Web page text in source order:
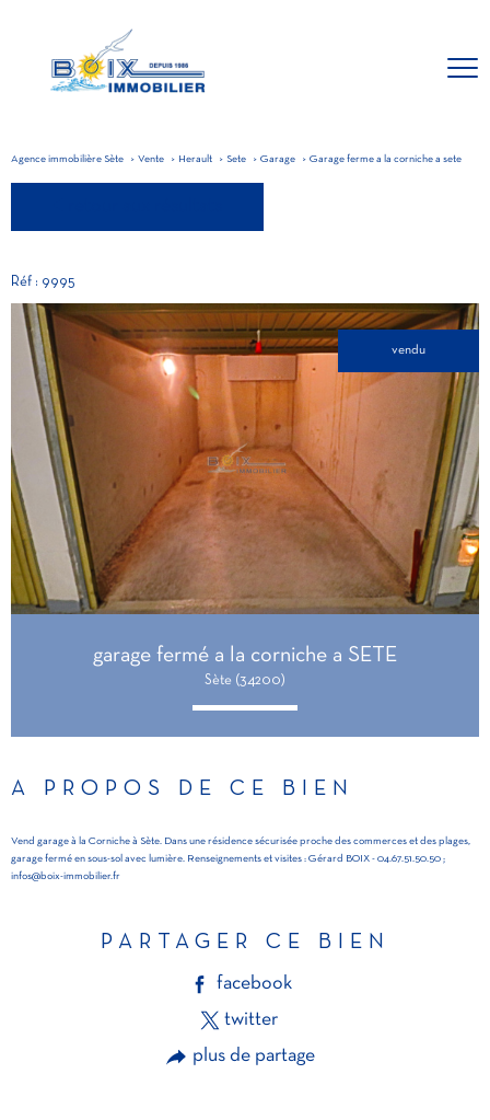
Agence immobilière Sète Vente Herault Sete Garage Garage ferme a la corniche a sete
Réf : 9995
vendu
garage fermé a la corniche a SETE
Sète (34200)
A PROPOS DE CE BIEN
Vend garage à la Corniche à Sète. Dans une résidence sécurisée proche des commerces et des plages,
garage fermé en sous-sol avec lumière. Renseignements et visites : Gérard BOIX - 04.67.51.50.50 ;
infos@boix-immobilier.fr
PARTAGER CE BIEN
facebook
twitter
plus de partage